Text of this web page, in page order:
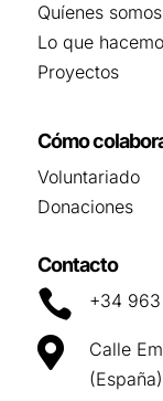
Quíenes somos
Lo que
Proyectos
Cómo
Voluntariado
Donaciones
Contacto
 +34

Calle
(España)